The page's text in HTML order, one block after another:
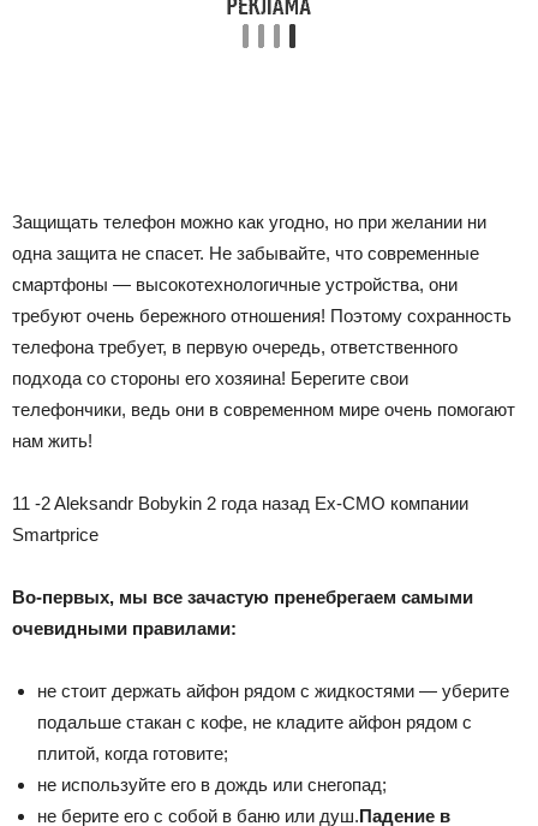
Защищать телефон можно как угодно, но при желании ни
одна защита не спасет. Не забывайте, что современные
смартфоны — высокотехнологичные устройства, они
требуют очень бережного отношения! Поэтому сохранность
телефона требует, в первую очередь, ответственного
подхода со стороны его хозяина! Берегите свои
телефончики, ведь они в современном мире очень помогают
нам жить!
11 -2 Aleksandr Bobykin 2 года назад Ex-CMO компании
Smartprice
Во-первых, мы все зачастую пренебрегаем самыми
очевидными правилами:
не стоит держать айфон рядом с жидкостями — уберите
подальше стакан с кофе, не кладите айфон рядом с
плитой, когда готовите;
не используйте его в дождь или снегопад;
не берите его с собой в баню или душ.Падение в